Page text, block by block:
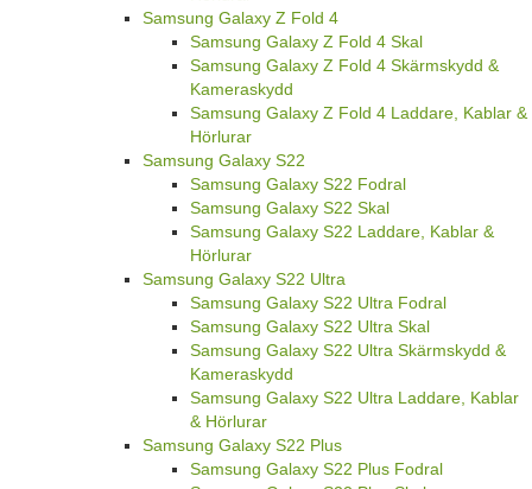
Samsung Galaxy Z Fold 4
Samsung Galaxy Z Fold 4 Skal
Samsung Galaxy Z Fold 4 Skärmskydd &
Kameraskydd
Samsung Galaxy Z Fold 4 Laddare, Kablar &
Hörlurar
Samsung Galaxy S22
Samsung Galaxy S22 Fodral
Samsung Galaxy S22 Skal
Samsung Galaxy S22 Laddare, Kablar &
Hörlurar
Samsung Galaxy S22 Ultra
Samsung Galaxy S22 Ultra Fodral
Samsung Galaxy S22 Ultra Skal
Samsung Galaxy S22 Ultra Skärmskydd &
Kameraskydd
Samsung Galaxy S22 Ultra Laddare, Kablar
& Hörlurar
Samsung Galaxy S22 Plus
Samsung Galaxy S22 Plus Fodral